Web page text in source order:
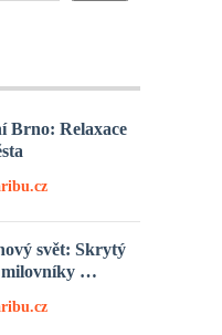
Brno: Relaxace
svět: Skrytý
milovníky …